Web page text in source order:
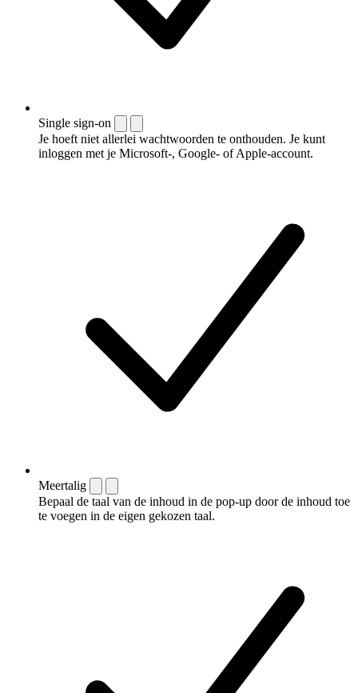
Single sign-on
Je hoeft niet allerlei wachtwoorden te onthouden. Je kunt
inloggen met je Microsoft-, Google- of Apple-account.
Meertalig
Bepaal de taal van de inhoud in de pop-up door de inhoud toe
te voegen in de eigen gekozen taal.